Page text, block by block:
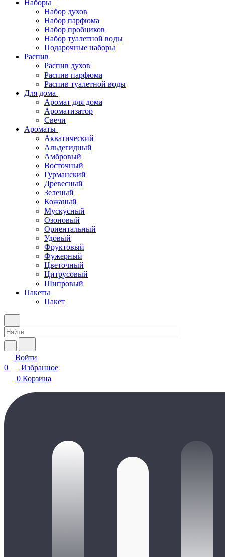
Наборы
Набор духов
Набор парфюма
Набор пробников
Набор туалетной воды
Подарочные наборы
Распив
Распив духов
Распив парфюма
Распив туалетной воды
Для дома
Аромат для дома
Ароматизатор
Свечи
Ароматы
Акватический
Альдегидный
Амбровый
Восточный
Гурманский
Древесный
Зеленый
Кожаный
Мускусный
Озоновый
Ориентальный
Удовый
Фруктовый
Фужерный
Цветочный
Цитрусовый
Шипровый
Пакеты
Пакет
Войти
0
Избранное
0 Корзина